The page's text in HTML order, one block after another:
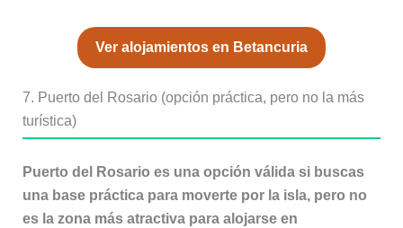
Ver alojamientos en Betancuria
7. Puerto del Rosario (opción práctica, pero no la más
turística)
Puerto del Rosario es una opción válida si buscas
una base práctica para moverte por la isla, pero no
es la zona más atractiva para alojarse en